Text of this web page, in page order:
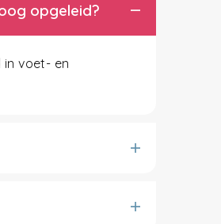
opgeleid?
voet- en